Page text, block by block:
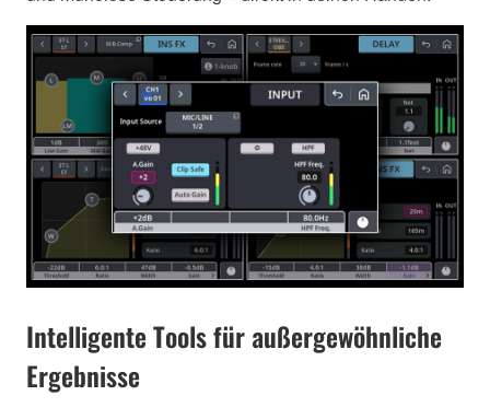
Intelligente Tools für außergewöhnliche
Ergebnisse